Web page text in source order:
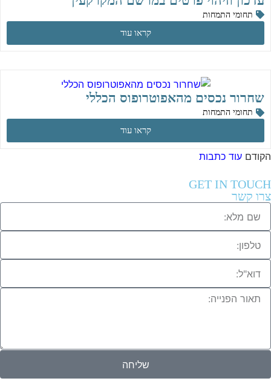
תחומי התמחות
קראו עוד
שחרור נכסים מהאפוטרופוס הכללי
תחומי התמחות
קראו עוד
הקודם עוד כתבות
GET IN TOUCH
צרו קשר
שליחה